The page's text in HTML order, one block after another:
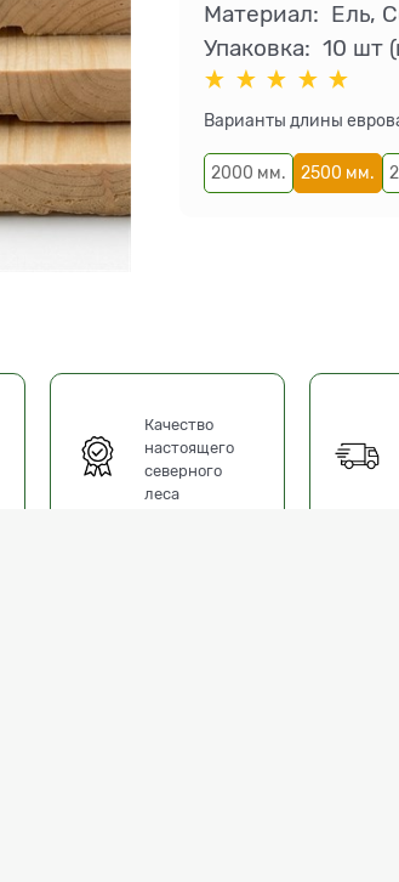
Материал: Ель,
Упаковка: 10 шт
Варианты длины
2000 мм. 2500 мм.
Качество
настоящего
северного
леса